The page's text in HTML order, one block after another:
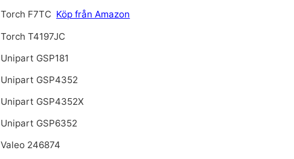
Torch F7TC Köp från Amazon
Torch T4197JC
Unipart GSP181
Unipart GSP4352
Unipart GSP4352X
Unipart GSP6352
Valeo 246874